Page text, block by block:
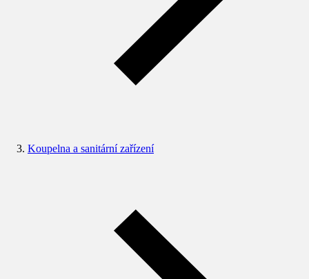
Koupelna a sanitární zařízení